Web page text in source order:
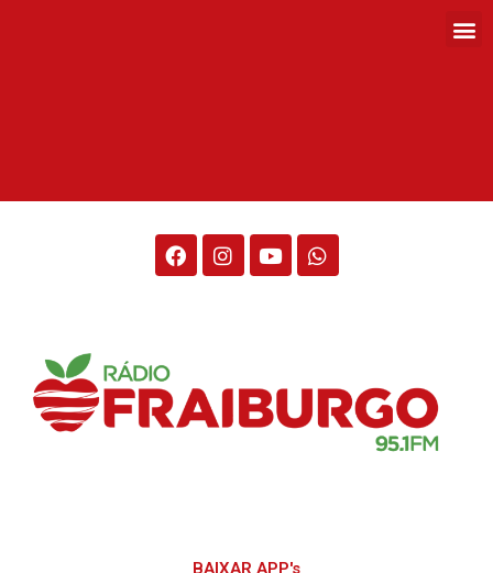
pontos de alimentação para
os motoristas